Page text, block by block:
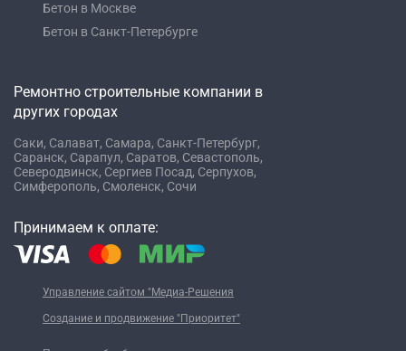
Принимаем к оплате:
Бетон в Москве
Бетон в Санкт-Петербурге
Ремонтно строительные компании в
других городах
Саки, Салават, Самара, Санкт-Петербург,
Саранск, Сарапул, Саратов, Севастополь,
Северодвинск, Сергиев Посад, Серпухов,
Симферополь, Смоленск, Сочи
Управление сайтом "Медиа-Решения
Создание и продвижение "Приоритет"